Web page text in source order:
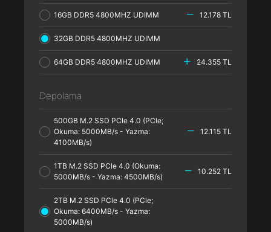
16GB DDR5 4800MHZ UDIMM 12.178 TL
32GB DDR5 4800MHZ UDIMM
64GB DDR5 4800MHZ UDIMM 24.355 TL
Depolama
500GB M.2 SSD PCle 4.0 (PCle;
Okuma: 5000MB/s - Yazma:
4100MB/s)
12.115 TL
1TB M.2 SSD PCle 4.0 (Okuma:
5000MB/s - Yazma: 4500MB/s)
10.252 TL
2TB M.2 SSD PCle 4.0 (PCle;
Okuma: 6400MB/s - Yazma:
5000MB/s)